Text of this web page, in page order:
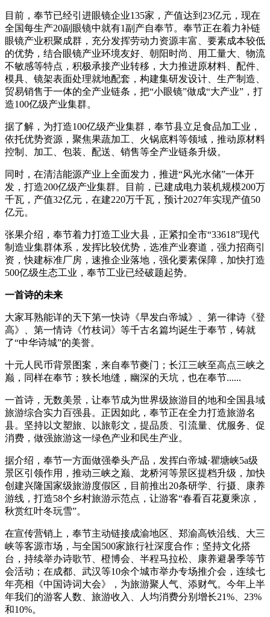
目前，奉节已经引进眼镜企业135家，产值达到23亿元，现在
全国每生产20副眼镜中就有1副产自奉节。奉节正在着力补链
眼镜产业积聚成群，充分发挥劳动力资源丰富、要素成本较低
的优势，结合眼镜产业环境友好、朝阳时尚、用工量大、物流
不敏感等特点，积极承接产业转移，大力推进原材料、配件、
模具、镜架表面处理就地配套，构建集研发设计、生产制造、
贸易销售于一体的全产业链条，把“小眼镜”做成“大产业”，打
造100亿级产业集群。
据了解，为打造100亿级产业集群，奉节县立足食品加工业，
依托优势资源，聚焦果蔬加工、火锅底料等领域，推动原材料
控制、加工、包装、配送、销售等全产业链条升级。
同时，在清洁能源产业上全面发力，推进“风光水储”一体开
发，打造200亿级产业集群。目前，已建成电力装机规模200万
千瓦，产值32亿元，在建220万千瓦，预计2027年实现产值50
亿元。
张果介绍，奉节着力打造工业大县，正紧扣全市“33618”现代
制造业集群体系，发挥比较优势，选准产业赛道，强力招商引
资，快建标准厂房，速推企业落地，强化要素保障，加快打造
500亿级生态工业，奉节工业已经破题起势。
一首诗的未来
大家耳熟能详的天下第一快诗《早发白帝城》、第一律诗《登
高》、第一情诗《竹枝词》等千古名篇均诞生于奉节，铸就
了“中华诗城”的美誉。
十元人民币背景图案，来自奉节夔门；长江三峡至高点三峡之
巅，同样在奉节；狭长地缝，幽深的天坑，也在奉节......
一首诗，无数美景，让奉节成为世界级旅游目的地和全国县域
旅游综合实力百强县。正因如此，奉节正在全力打造旅游名
县。坚持以文塑旅、以旅彰文，提品质、引流量、优服务、促
消费，做强旅游这一绿色产业和民生产业。
据介绍，奉节一方面做强拳头产品，发挥白帝城·瞿塘峡5a级
景区引领作用，推动三峡之巅、龙桥河等景区提档升级，加快
创建兴隆国家级旅游度假区，目前推出20条研学、行摄、康养
游线，打造58个乡村旅游示范点，让游客“春看百花夏乘凉，
秋赏红叶冬玩雪”。
在宣传营销上，奉节主动链接成渝地区、郑渝高铁沿线、大三
峡等客源市场，与全国500家旅行社深度合作；坚持文化搭
台，持续举办诗歌节、橙博会、半程马拉松、康养避暑季等节
会活动；在成都、武汉等10余个城市举办专场推介会，连续七
年亮相《中国诗词大会》，为旅游聚人气、添财气。今年上半
年我们的游客人数、旅游收入、人均消费分别增长21%、23%
和10%。